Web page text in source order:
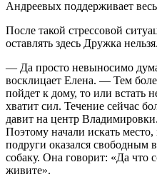
Андреевых поддерживает
После такой стрессовой
оставлять здесь Дружка нельзя.
— Да просто невыносимо
восклицает Елена. — Тем
пойдет к дому, то или встать
хватит сил. Течение сейчас
давит на центр
Поэтому начали искать
подруги оказался свободным
собаку. Она говорит: «Да что
живите».